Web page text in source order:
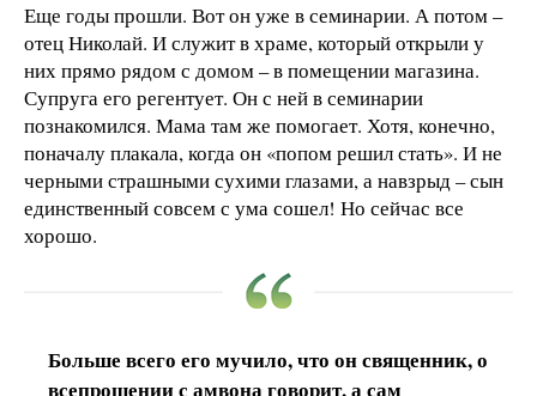
Еще годы прошли. Вот он уже в семинарии. А потом –
отец Николай. И служит в храме, который открыли у
них прямо рядом с домом – в помещении магазина.
Супруга его регентует. Он с ней в семинарии
познакомился. Мама там же помогает. Хотя, конечно,
поначалу плакала, когда он «попом решил стать». И не
черными страшными сухими глазами, а навзрыд – сын
единственный совсем с ума сошел! Но сейчас все
хорошо.
Больше всего его мучило, что он священник, о
всепрощении с амвона говорит, а сам